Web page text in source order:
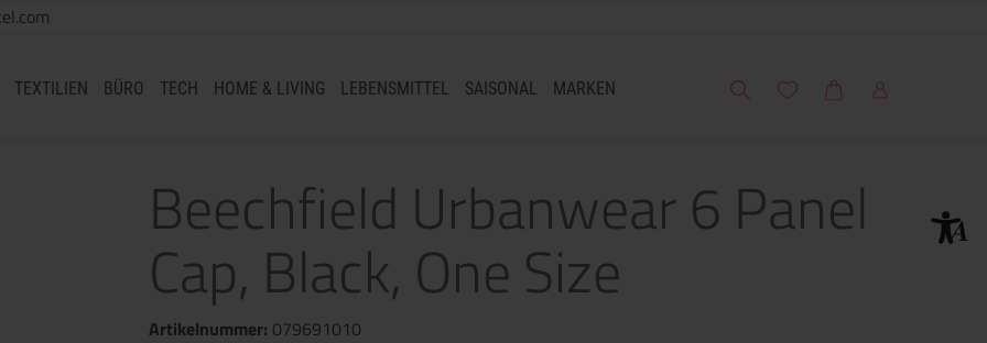
TEXTILIEN BÜRO TECH HOME & LIVING LEBENSMITTEL SAISONAL MARKEN Suche Meine Wunschliste
WarenkorbMein Account
Beechfield Urbanwear 6 Panel
Cap, Black, One Size
Artikelnummer: 079691010